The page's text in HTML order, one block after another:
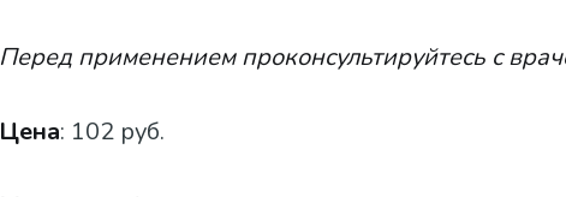
Перед применением проконсультируйтесь с
Цена: 102 руб.